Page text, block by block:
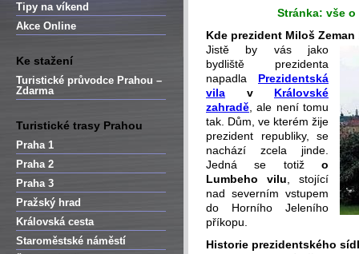
Tipy na víkend
Akce Online
Ke stažení
Turistické průvodce Prahou –
Zdarma
Turistické trasy Prahou
Praha 1
Praha 2
Praha 3
Pražský hrad
Královská cesta
Staroměstské náměstí
Stránka: vše
Kde prezident Miloš
Jistě by vás jako
bydliště prezidenta
napadla Prezidentská
vila v Královské
zahradě , ale není tomu
tak. Dům, ve kterém žije
prezident republiky, se
nachází zcela jinde.
Jedná se totiž o
Lumbeho vilu , stojící
nad severním vstupem
do Horního Jeleního
příkopu.
Historie prezidentského